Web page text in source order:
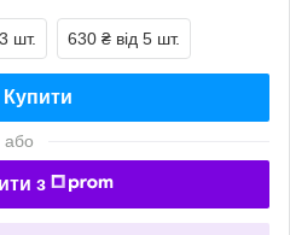
шт. 630 ₴ від 5 шт.
Купити
або
з